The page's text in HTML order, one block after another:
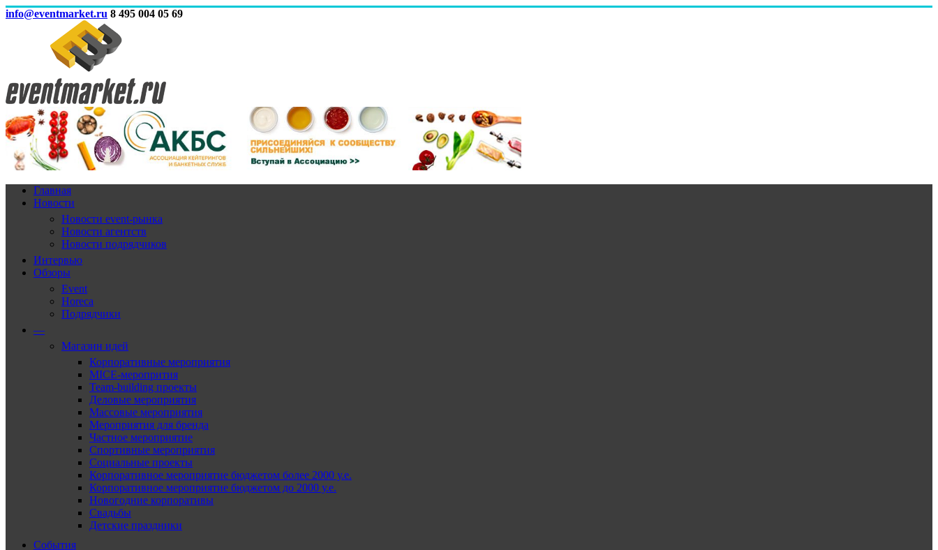
info@eventmarket.ru 8 495 004 05 69
Главная
Новости
Новости event-рынка
Новости агентств
Новости подрядчиков
Интервью
Обзоры
Event
Horeca
Подрядчики
—
Магазин идей
Корпоративные мероприятия
MICE-меропрития
Team-building проекты
Деловые мероприятия
Массовые мероприятия
Мероприятия для бренда
Частное мероприятие
Спортивные мероприятия
Социальные проекты
Корпоративное мероприятие бюджетом более 2000 у.е.
Корпоративное мероприятие бюджетом до 2000 у.е.
Новогодние корпоративы
Свадьбы
Детские праздники
События